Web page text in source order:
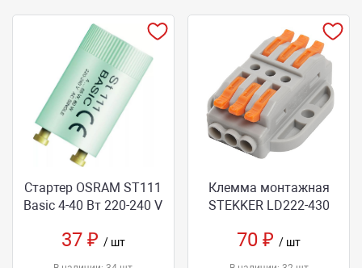
Стартер OSRAM ST111
Basic 4-40 Вт 220-240 V
37 ₽ / шт
Клемма монтажная
STEKKER LD222-430
70 ₽/ шт